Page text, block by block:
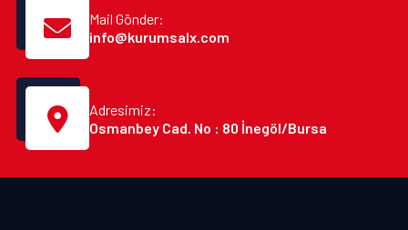
Mail Gönder:
info@kurumsalx.com
Adresimiz:
Osmanbey Cad. No : 80 İnegöl/Bursa